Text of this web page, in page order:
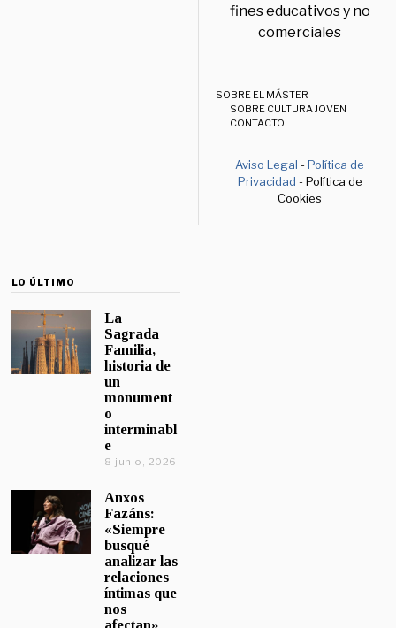
fines educativos y no
comerciales
SOBRE EL MÁSTER
SOBRE CULTURA JOVEN
CONTACTO
Aviso Legal -Política de
Privacidad - Política de
Cookies
LO ÚLTIMO
La
Sagrada
Familia,
historia de
un
monument
o
interminabl
e
8 junio, 2026
Anxos
Fazáns:
«Siempre
busqué
analizar las
relaciones
íntimas que
nos